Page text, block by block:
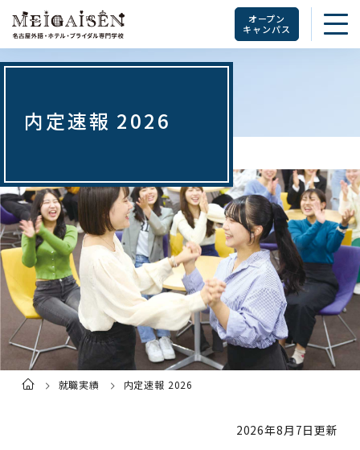
オープン
キャンパス
内定速報 2026
ト
就職実績 内定速報 2026
2026年8月7日更新